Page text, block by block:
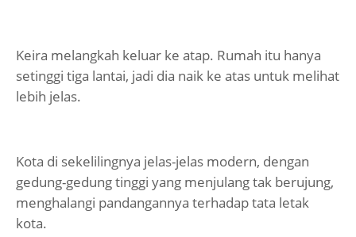
Keira melangkah keluar ke atap. Rumah itu hanya
setinggi tiga lantai, jadi dia naik ke atas untuk melihat
lebih jelas.
Kota di sekelilingnya jelas-jelas modern, dengan
gedung-gedung tinggi yang menjulang tak berujung,
menghalangi pandangannya terhadap tata letak
kota.